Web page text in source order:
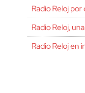
Radio Reloj
Radio Reloj,
Radio Reloj en